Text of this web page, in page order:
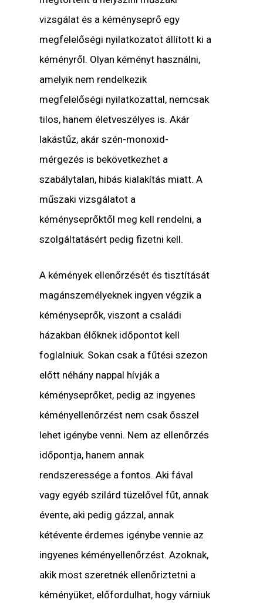
vizsgálat és a kéményseprő egy
megfelelőségi nyilatkozatot állított ki a
kéményről. Olyan kéményt használni,
amelyik nem rendelkezik
megfelelőségi nyilatkozattal, nemcsak
tilos, hanem életveszélyes is. Akár
lakástűz, akár szén-monoxid-
mérgezés is bekövetkezhet a
szabálytalan, hibás kialakítás miatt. A
műszaki vizsgálatot a
kéményseprőktől meg kell rendelni, a
szolgáltatásért pedig fizetni kell.
A kémények ellenőrzését és tisztítását
magánszemélyeknek ingyen végzik a
kéményseprők, viszont a családi
házakban élőknek időpontot kell
foglalniuk. Sokan csak a fűtési szezon
előtt néhány nappal hívják a
kéményseprőket, pedig az ingyenes
kéményellenőrzést nem csak ősszel
lehet igénybe venni. Nem az ellenőrzés
időpontja, hanem annak
rendszeressége a fontos. Aki fával
vagy egyéb szilárd tüzelővel fűt, annak
évente, aki pedig gázzal, annak
kétévente érdemes igénybe vennie az
ingyenes kéményellenőrzést. Azoknak,
akik most szeretnék ellenőriztetni a
kéményüket, előfordulhat, hogy várniuk